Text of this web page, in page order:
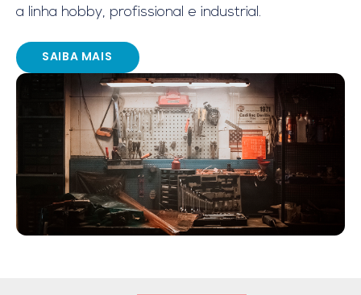
a linha hobby, profissional e industrial.
SAIBA MAIS